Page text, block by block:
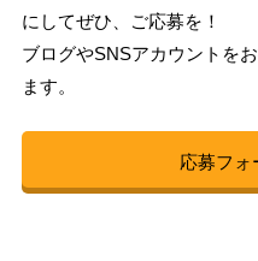
にしてぜひ、ご応募を！
ブログやSNSアカウントを
ます。
応募フォ